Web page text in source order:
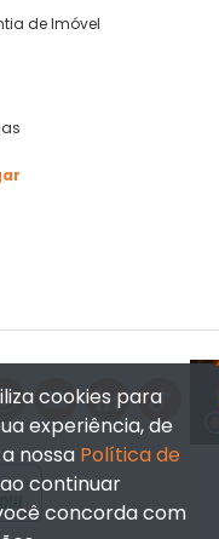
de Imóvel
por
cookies para
experiência, de
nossa Política de
continuar
concorda com